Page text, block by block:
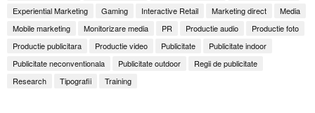
Experiential Marketing
Gaming Interactive Retail Marketing direct
Media
Mobile marketing
Monitorizare media PR Productie audio
Productie foto
Productie publicitara
Productie video Publicitate
Publicitate indoor
Publicitate neconventionala
Publicitate outdoor
Regii de publicitate
Research
Tipografii Training